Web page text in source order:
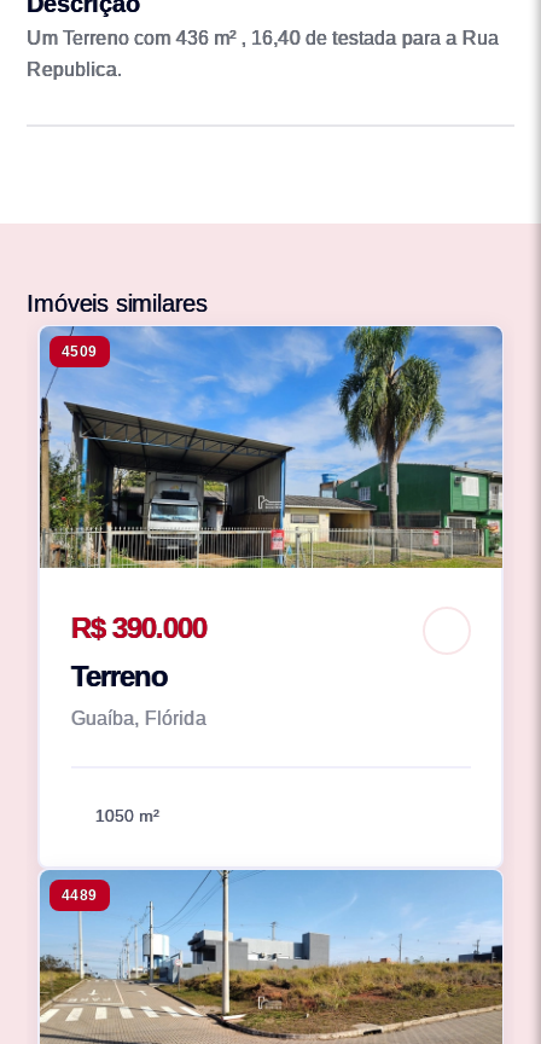
Um Terreno com 436 m² , 16,40 de testada para a Rua
Republica.
Imóveis similares
4509
R$ 390.000
Terreno
Guaíba, Flórida
1050 m²
4489